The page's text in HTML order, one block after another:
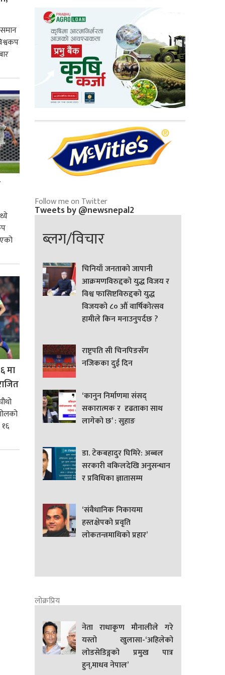
मा
Follow me on Twitter
Tweets by @newsnepal2
ब्लग/विचार
चिनियाँ जनताको जापानी
आक्रमणविरुद्दको युद्ध विजय र
विश्व फासिष्टविरुद्दको युद्ध
विजयको ८० औं वार्षिकोत्सव
हामीले किन मनाउनुपर्दछ ?
राष्ट्रपति सी चिनपिङसँग
नजिकका दुई दिन
‘कानुन निर्माणमा संसद्
सकारात्मक र दृढताका साथ
लागेको छ’ : सुहाङ
डा. टेकबहादुर घिमिरे: अब्बल
सरकारी वकिलदेखि अनुसन्धान
र प्रविधिका ज्ञातासम्म
‘संवैधानिक निकायमा
हस्तक्षेपको प्रवृति
लोकतन्त्रमाथिको प्रहार’
लोक्रप्रिय
नेता राधाकृण मौनालीले गरे
यस्तो खुलासा-‘अहिलेको
लोडसेडिङ्गको प्रमुख पात्र
हुन्,माधव नेपाल’